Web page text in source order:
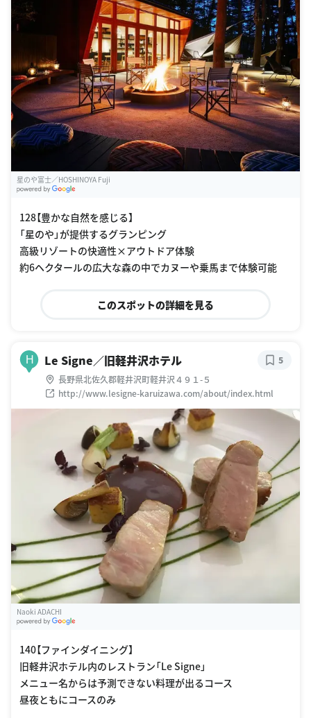
星のや富士／HOSHINOYA Fuji
128【豊かな自然を感じる】
「星のや」が提供するグランピング
高級リゾートの快適性×アウトドア体験
約6ヘクタールの広大な森の中でカヌーや乗馬まで体験可能
このスポットの詳細を見る
H Le Signe／旧軽井沢ホテル
長野県北佐久郡軽井沢町軽井沢４９１-５
http://www.lesigne-karuizawa.com/about/index.html
5
Naoki ADACHI
140【ファインダイニング】
旧軽井沢ホテル内のレストラン「Le Signe」
メニュー名からは予測できない料理が出るコース
昼夜ともにコースのみ